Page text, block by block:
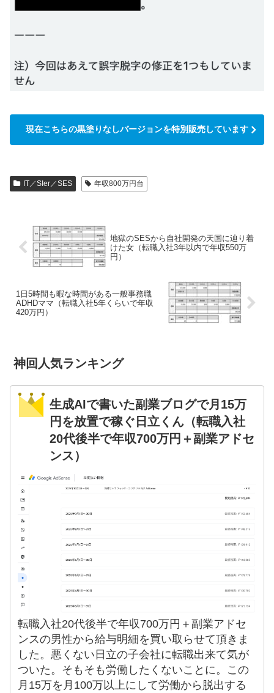
現在こちらの黒塗りなしバージョンを特別販売しています
IT／SIer／SES 年収800万円台
地獄のSESから自社開発の天国に辿り着
けた女（転職入社3年以内で年収550万
円）
1日5時間も暇な時間がある一般事務職
ADHDママ（転職入社5年くらいで年収
420万円）
神回人気ランキング
生成AIで書いた副業ブログで月15万
円を放置で稼ぐ日立くん（転職入社
20代後半で年収700万円＋副業アドセ
ンス）
転職入社20代後半で年収700万円＋副業アドセ
ンスの男性から給与明細を買い取らせて頂きま
した。悪くない日立の子会社に転職出来て気が
ついた。そもそも労働したくないことに。この
月15万を月100万以上にして労働から脱出する